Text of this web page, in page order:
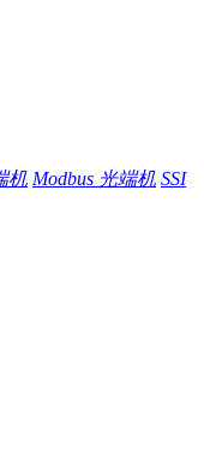
机 Modbus 光端机 SSI